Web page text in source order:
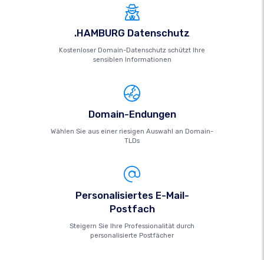
.HAMBURG Datenschutz
Kostenloser Domain-Datenschutz schützt Ihre
sensiblen Informationen
Domain-Endungen
Wählen Sie aus einer riesigen Auswahl an Domain-
TLDs
Personalisiertes E-Mail-
Postfach
Steigern Sie Ihre Professionalität durch
personalisierte Postfächer